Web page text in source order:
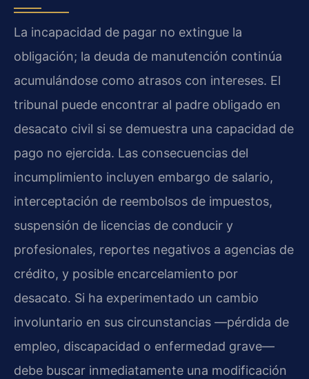
La incapacidad de pagar no extingue la
obligación; la deuda de manutención continúa
acumulándose como atrasos con intereses. El
tribunal puede encontrar al padre obligado en
desacato civil si se demuestra una capacidad de
pago no ejercida. Las consecuencias del
incumplimiento incluyen embargo de salario,
interceptación de reembolsos de impuestos,
suspensión de licencias de conducir y
profesionales, reportes negativos a agencias de
crédito, y posible encarcelamiento por
desacato. Si ha experimentado un cambio
involuntario en sus circunstancias —pérdida de
empleo, discapacidad o enfermedad grave—
debe buscar inmediatamente una modificación